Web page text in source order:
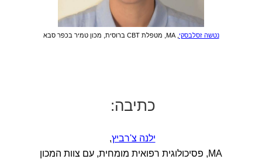
נטשה זסלבסקי , MA, מטפלת CBT ברוסית, מכון טמיר בכפר סבא
כתיבה:
ילנה צ'רביץ,
MA, פסיכולוגית רפואית מומחית, עם צוות המכון